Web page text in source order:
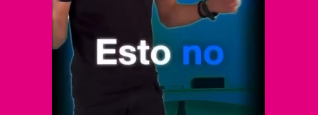
Clase
De 10 sports
DeDinero